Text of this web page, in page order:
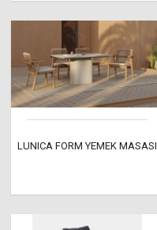
LUNICA FORM YEMEK MASASI